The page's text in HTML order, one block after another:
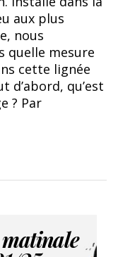
aux plus
nous
quelle mesure
cette lignée
d’abord, qu’est
? Par
matinale